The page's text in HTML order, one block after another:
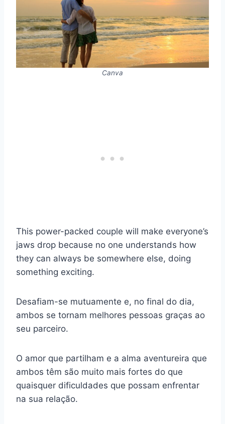
Canva
This power-packed couple will make everyone’s
jaws drop because no one understands how
they can always be somewhere else, doing
something exciting.
Desafiam-se mutuamente e, no final do dia,
ambos se tornam melhores pessoas graças ao
seu parceiro.
O amor que partilham e a alma aventureira que
ambos têm são muito mais fortes do que
quaisquer dificuldades que possam enfrentar
na sua relação.